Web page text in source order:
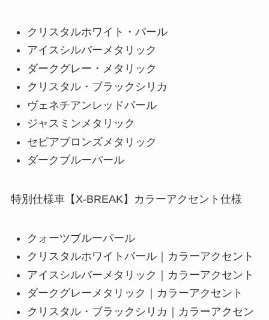
クリスタルホワイト・パール
アイスシルバーメタリック
ダークグレー・メタリック
クリスタル・ブラックシリカ
ヴェネチアンレッドパール
ジャスミンメタリック
セピアブロンズメタリック
ダークブルーパール
特別仕様車【X-BREAK】カラーアクセント仕様
クォーツブルーパール
クリスタルホワイトパール｜カラーアクセント
アイスシルバーメタリック｜カラーアクセント
ダークグレーメタリック｜カラーアクセント
クリスタル・ブラックシリカ｜カラーアクセン